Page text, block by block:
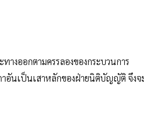
งออกตามครรลองของกระบวนการ
อันเป็นเสาหลักของฝ่ายนิติบัญญัติ จึงจ